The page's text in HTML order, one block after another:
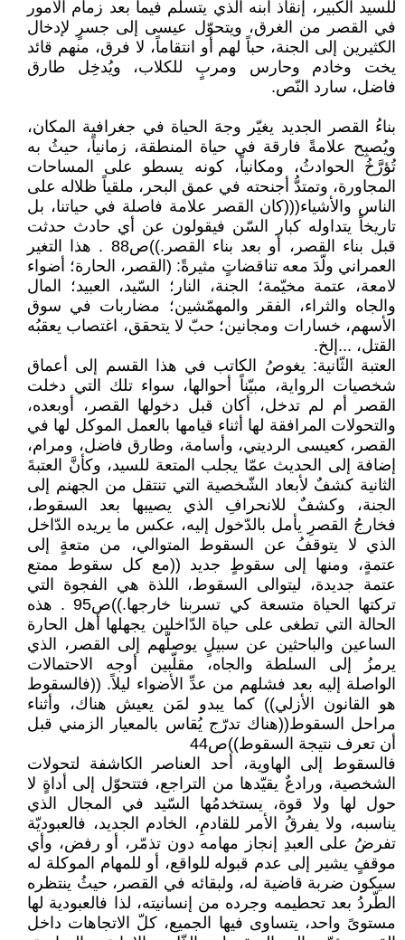
للسيد الكبير، إنقاذ ابنه الذي يتسلَّم فيما بعد زمام الأمور
في القصر من الغرق، ويتحوّل عيسى إلى جسرٍ لإدخال
الكثيرين إلى الجنة، حباً لهم أو انتقاماً، لا فرق، منهم قائد
يخت وخادم وحارس ومربٍ للكلاب، ويُدخِل طارق
فاضل، سارد النّص.
بناءُ القصر الجديد يغيّر وجهَ الحياة في جغرافية المكان،
ويُصبِح علامةً فارقة في حياة المنطقة، زمانياً، حيثُ به
تُؤرَّخُ الحوادثُ، ومكانياً، كونه يسطو على المساحات
المجاورة، وتمتدُّ أجنحته في عمق البحر، ملقياً ظلاله على
الناس والأشياء(((كان القصر علامة فاصلة في حياتنا، بل
تاريخاً يتداوله كبار السّن فيقولون عن أي حادث حدثت
قبل بناء القصر، أو بعد بناء القصر.))ص88 . هذا التغير
العمراني ولّدَ معه تناقضاتٍ مثيرةً: (القصر، الحارة؛ أضواء
لامعة، عتمة مخيّمة؛ الجنة، النار؛ السّيد، العبيد؛ المال
والجاه والثراء، الفقر والمهمّشين؛ مضاربات في سوق
الأسهم، خسارات ومجانين؛ حبّ لا يتحقق، اغتصاب يعقبُه
القتل، ...إلخ.
العتبة الثّانية: يغوصُ الكاتب في هذا القسم إلى أعماق
شخصيات الرواية، مبيّناً أحوالها، سواء تلك التي دخلت
القصر أم لم تدخل، أكان قبل دخولها القصر، أوبعده،
والتحولات المرافقة لها أثناء قيامها بالعمل الموكل لها في
القصر، كعيسى الرديني، وأسامة، وطارق فاضل، ومرام،
إضافة إلى الحديث عمّا يجلب المتعة للسيد، وكأنَّ العتبةَ
الثانية كشفٌ لأبعاد الشّخصية التي تنتقل من الجهنم إلى
الجنة، وكشفٌ للانحرافِ الذي يصيبها بعد السقوط،
فخارجُ القصرِ يأمل بالدّخول إليه، عكس ما يريده الدّاخل
الذي لا يتوقفُ عن السقوط المتوالي، من متعةٍ إلى
عتمةٍ، ومنها إلى سقوطٍ جديد ((مع كل سقوط ممتع
عتمة جديدة، ليتوالى السقوط، اللذة هي الفجوة التي
تركتها الحياة متسعة كي تسربنا خارجها.))ص95 . هذه
الحالة التي تطغى على حياة الدّاخلين يجهلها أهل الحارة
الساعين والباحثين عن سبيلٍ يوصلّهم إلى القصر، الذي
يرمزُ إلى السلطة والجاه، مقلّبين أوجه الاحتمالات
الواصلة إليه بعد فشلهم من عدِّ الأضواء ليلاً. ((فالسقوط
هو القانون الأزلي)) كما يبدو لمَن يعيش هناك، وأثناء
مراحل السقوط((هناك تدرّج يُقاس بالمعيار الزمني قبل
أن تعرف نتيجة السقوط))ص44
فالسقوط إلى الهاوية، أحد العناصر الكاشفة لتحولات
الشخصية، ورادعٌ يقيّدها من التراجع، فتتحوّل إلى أداةٍ لا
حول لها ولا قوة، يستخدمُها السّيد في المجال الذي
يناسبه، ولا يفرقُ الأمر للقادمِ، الخادم الجديد، فالعبوديّة
تفرضُ على العبدِ إنجاز مهامه دون تذمّر، أو رفض، وأي
موقفٍ يشير إلى عدم قبوله للواقع، أو للمهام الموكلة له
سيكون ضربة قاضية له، ولبقائه في القصر، حيثُ ينتظره
الطّردُ بعد تحطيمه وجرده من إنسانيته، لذا فالعبودية لها
مستوىً واحد، يتساوى فيها الجميع، كلّ الاتجاهات داخل